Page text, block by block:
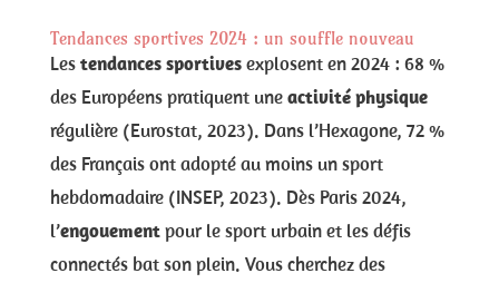
Tendances sportives 2024 : un souffle nouveau
Lestendances sportivesexplosent en 2024 : 68 %
des Européens pratiquent uneactivité physique
régulière (Eurostat, 2023). Dans l’Hexagone, 72 %
des Français ont adopté au moins un sport
hebdomadaire (INSEP, 2023). Dès Paris 2024,
l’engouementpour le sport urbain et les défis
connectés bat son plein. Vous cherchez des